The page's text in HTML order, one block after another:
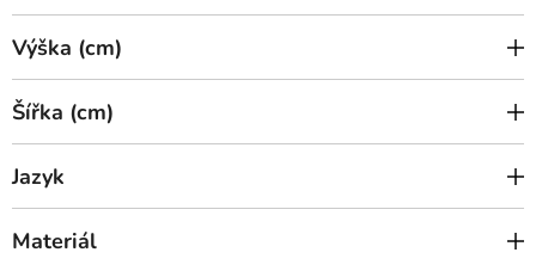
Výška (cm)
Šířka (cm)
Jazyk
Materiál